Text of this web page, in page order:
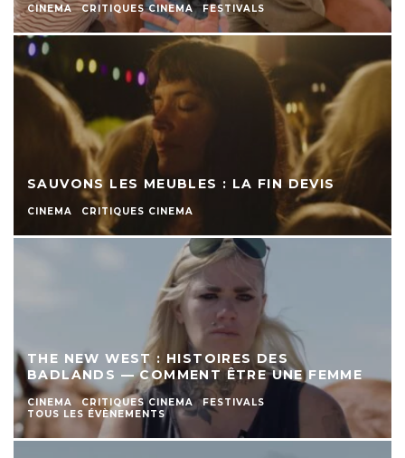
CINEMA CRITIQUES CINEMA FESTIVALS
SAUVONS LES MEUBLES : LA FIN DEVIS
CINEMA CRITIQUES CINEMA
THE NEW WEST : HISTOIRES DES
BADLANDS — COMMENT ÊTRE UNE FEMME
CINEMA CRITIQUES CINEMA
FESTIVALS
TOUS LES ÉVÈNEMENTS